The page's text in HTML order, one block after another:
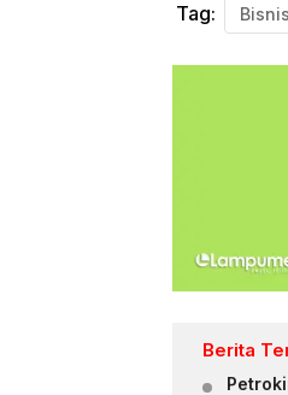
Tag: Bisnis
Berita